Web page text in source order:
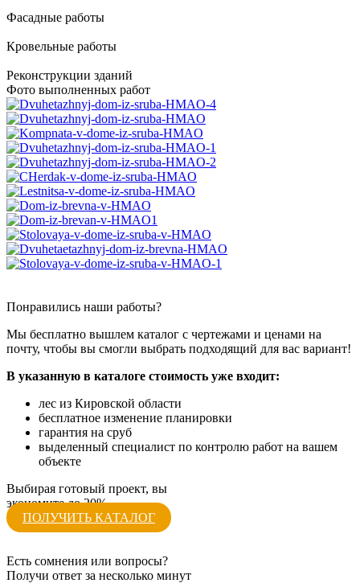
Фасадные работы
Кровельные работы
Реконструкции зданий
Фото выполненных работ
Понравились наши работы?
Мы бесплатно вышлем каталог с чертежами и ценами на
почту, чтобы вы смогли выбрать подходящий для вас вариант!
В указанную в каталоге стоимость уже входит:
лес из Кировской области
бесплатное изменение планировки
гарантия на сруб
выделенный специалист по контролю работ на вашем
объекте
Выбирая готовый проект, вы
экономите до 20%
ПОЛУЧИТЬ КАТАЛОГ
Есть сомнения или вопросы?
Получи ответ за несколько минут